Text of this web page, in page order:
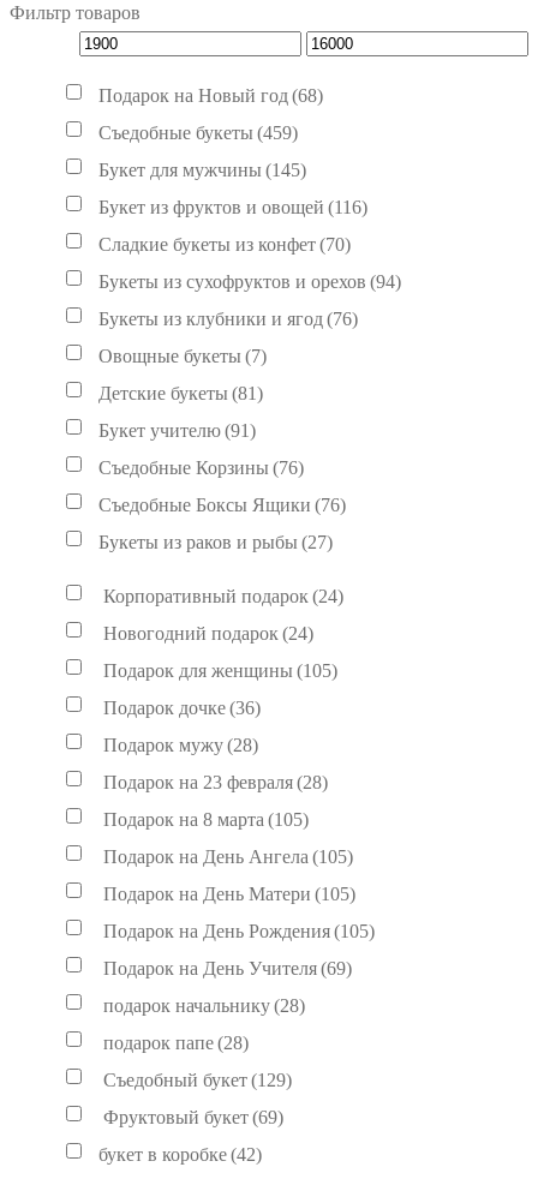
Фильтр товаров
Подарок на Новый год(68)
Съедобные букеты (459)
Букет для мужчины (145)
Букет из фруктов и овощей (116)
Сладкие букеты из конфет(70)
Букеты из сухофруктов и орехов (94)
Букеты из клубники и ягод(76)
Овощные букеты (7)
Детские букеты (81)
Букет учителю(91)
Съедобные Корзины (76)
Съедобные Боксы Ящики (76)
Букеты из раков и рыбы (27)
Корпоративный подарок (24)
Новогодний подарок (24)
Подарок для женщины (105)
Подарок дочке(36)
Подарок мужу(28)
Подарок на 23 февраля(28)
Подарок на 8 марта (105)
Подарок на День Ангела (105)
Подарок на День Матери (105)
Подарок на День Рождения(105)
Подарок на День Учителя(69)
подарок начальнику(28)
подарок папе(28)
Съедобный букет(129)
Фруктовый букет(69)
букет в коробке(42)